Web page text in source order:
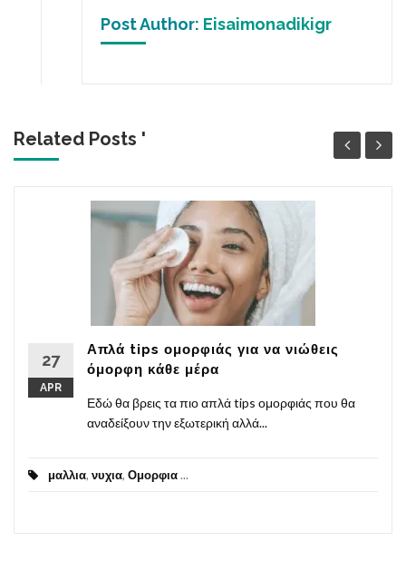
Post Author: Eisaimonadikigr
Related Posts '
27
APR
Απλά tips ομορφιάς για να νιώθεις
όμορφη κάθε μέρα
Εδώ θα βρεις τα πιο απλά tips ομορφιάς που θα
αναδείξουν την εξωτερική αλλά...
μαλλια, νυχια, Ομορφια...